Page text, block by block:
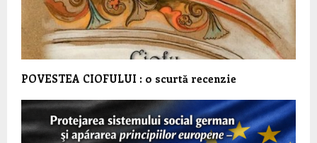
POVESTEA CIOFULUI : o scurtă recenzie